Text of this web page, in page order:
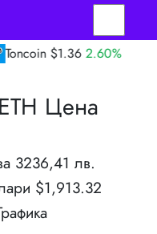
$1.36 2.60%
Цена
3236,41 лв.
$1,913.32